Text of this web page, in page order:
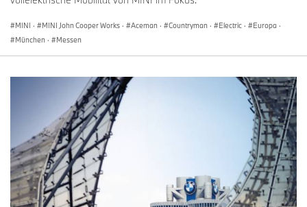
MINI · MINI John Cooper Works · Aceman · Countryman · Electric · Europa ·
München · Messen